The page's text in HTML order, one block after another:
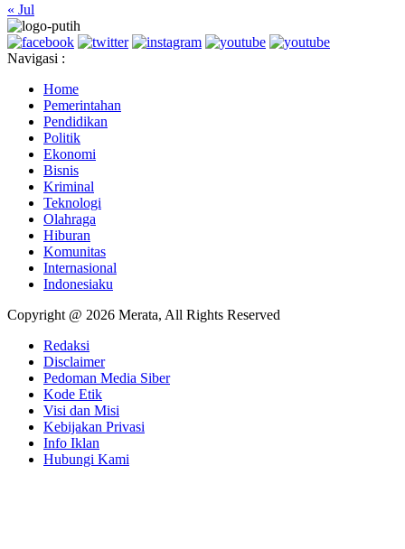
« Jul
Navigasi :
Home
Pemerintahan
Pendidikan
Politik
Ekonomi
Bisnis
Kriminal
Teknologi
Olahraga
Hiburan
Komunitas
Internasional
Indonesiaku
Copyright @ 2026 Merata, All Rights Reserved
Redaksi
Disclaimer
Pedoman Media Siber
Kode Etik
Visi dan Misi
Kebijakan Privasi
Info Iklan
Hubungi Kami